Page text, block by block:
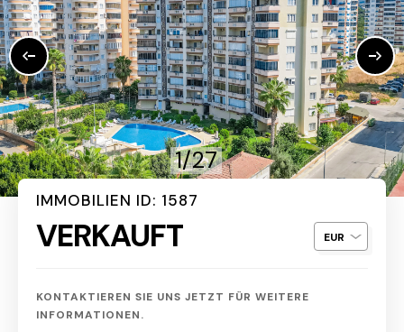
1/27
IMMOBILIEN ID: 1587
VERKAUFT
KONTAKTIEREN SIE UNS JETZT FÜR WEITERE
INFORMATIONEN.